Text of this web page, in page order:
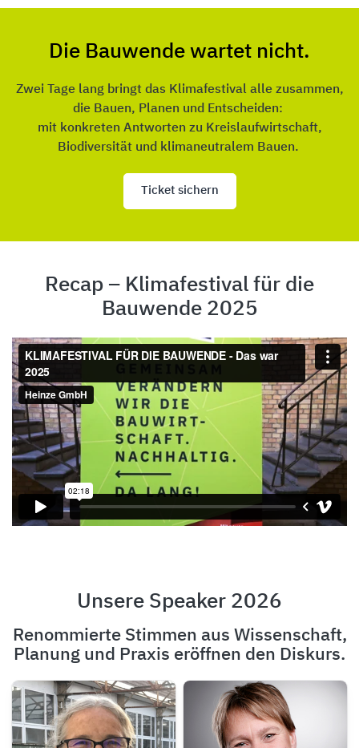
Die Bauwende wartet nicht.
Zwei Tage lang bringt das Klimafestival alle zusammen,
die Bauen, Planen und Entscheiden:
mit konkreten Antworten zu Kreislaufwirtschaft,
Biodiversität und klimaneutralem Bauen.
Ticket sichern
Recap – Klimafestival für die
Bauwende 2025
Unsere Speaker 2026
Renommierte Stimmen aus Wissenschaft,
Planung und Praxis eröffnen den Diskurs.